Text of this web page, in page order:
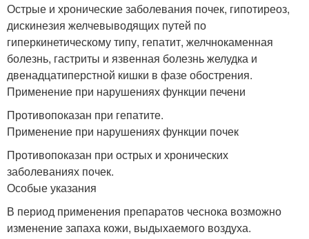
Острые и хронические заболевания почек, гипотиреоз,
дискинезия желчевыводящих путей по
гиперкинетическому типу, гепатит, желчнокаменная
болезнь, гастриты и язвенная болезнь желудка и
двенадцатиперстной кишки в фазе обострения.
Применение при нарушениях функции печени
Противопоказан при гепатите.
Применение при нарушениях функции почек
Противопоказан при острых и хронических
заболеваниях почек.
Особые указания
В период применения препаратов чеснока возможно
изменение запаха кожи, выдыхаемого воздуха.